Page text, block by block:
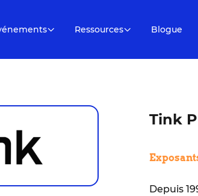
Ressources Blogue
Tink
Depuis